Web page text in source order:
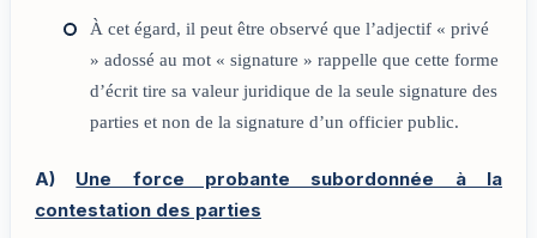
À cet égard, il peut être observé que l’adjectif « privé
» adossé au mot « signature » rappelle que cette forme
d’écrit tire sa valeur juridique de la seule signature des
parties et non de la signature d’un officier public.
A) Une force probante subordonnée à la
contestation des parties